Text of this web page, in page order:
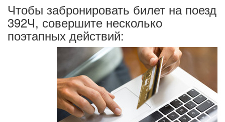
Чтобы забронировать билет на поезд
392Ч, совершите несколько
поэтапных действий: